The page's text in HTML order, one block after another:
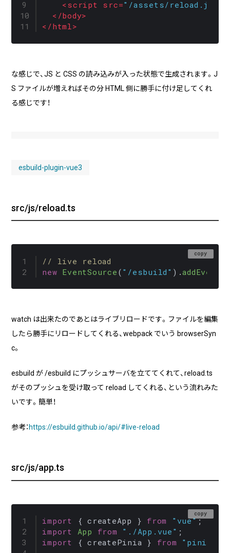
< script src="/assets/reload.js"
</body>
</html>
な感じで、JS と CSS の読み込みが入った状態で生成されます。J
S ファイルが増えればその分 HTML 側に勝手に付け足してくれ
る感じです！
esbuild-plugin-vue3
src/js/reload.ts
copy
// live reload
new EventSource ( "/esbuild" ).
watch は出来たのであとはライブリロードです。ファイルを編集
したら勝手にリロードしてくれる、webpack でいう browserSyn
c。
esbuild が /esbuild にプッシュサーバを立ててくれて、reload.ts
がそのプッシュを受け取って reload してくれる、という流れみた
いです。簡単！
参考： https://esbuild.github.io/api/#live-reload
src/js/app.ts
copy
import { createApp } from "vue" ;
import App from "./App.vue"
import { createPinia } from "pinia"